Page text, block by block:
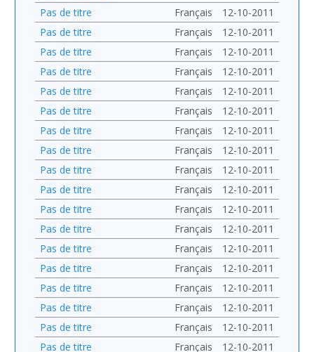
Pas de titre Français
12-10-2011
Pas de titre
Français
12-10-2011
Pas de titre
Français
12-10-2011
Pas de titre
Français
12-10-2011
Pas de titre
Français
12-10-2011
Pas de titre
Français
12-10-2011
Pas de titre
Français
12-10-2011
Pas de titre
Français
12-10-2011
Pas de titre
Français
12-10-2011
Pas de titre
Français
12-10-2011
Pas de titre
Français
12-10-2011
Pas de titre
Français
12-10-2011
Pas de titre
Français
12-10-2011
Pas de titre
Français
12-10-2011
Pas de titre
Français
12-10-2011
Pas de titre
Français
12-10-2011
Pas de titre
Français
12-10-2011
Pas de titre
Français 12-10-2011